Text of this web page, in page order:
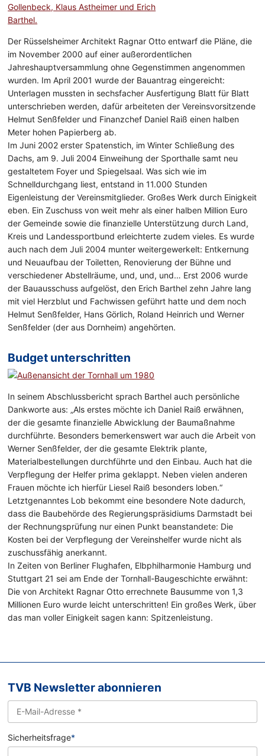
Der Rüsselsheimer Architekt Ragnar Otto entwarf die Pläne, die
im November 2000 auf einer außerordentlichen
Jahreshauptversammlung ohne Gegenstimmen angenommen
wurden. Im April 2001 wurde der Bauantrag eingereicht:
Unterlagen mussten in sechsfacher Ausfertigung Blatt für Blatt
unterschrieben werden, dafür arbeiteten der Vereinsvorsitzende
Helmut Senßfelder und Finanzchef Daniel Raiß einen halben
Meter hohen Papierberg ab.
Im Juni 2002 erster Spatenstich, im Winter Schließung des
Dachs, am 9. Juli 2004 Einweihung der Sporthalle samt neu
gestaltetem Foyer und Spiegelsaal. Was sich wie im
Schnelldurchgang liest, entstand in 11.000 Stunden
Eigenleistung der Vereinsmitglieder. Großes Werk durch Einigkeit
eben. Ein Zuschuss von weit mehr als einer halben Million Euro
der Gemeinde sowie die finanzielle Unterstützung durch Land,
Kreis und Landessportbund erleichterte zudem vieles. Es wurde
auch nach dem Juli 2004 munter weitergewerkelt: Entkernung
und Neuaufbau der Toiletten, Renovierung der Bühne und
verschiedener Abstellräume, und, und, und… Erst 2006 wurde
der Bauausschuss aufgelöst, den Erich Barthel zehn Jahre lang
mit viel Herzblut und Fachwissen geführt hatte und dem noch
Helmut Senßfelder, Hans Görlich, Roland Heinrich und Werner
Senßfelder (der aus Dornheim) angehörten.
Budget unterschritten
In seinem Abschlussbericht sprach Barthel auch persönliche
Dankworte aus: „Als erstes möchte ich Daniel Raiß erwähnen,
der die gesamte finanzielle Abwicklung der Baumaßnahme
durchführte. Besonders bemerkenswert war auch die Arbeit von
Werner Senßfelder, der die gesamte Elektrik plante,
Materialbestellungen durchführte und den Einbau. Auch hat die
Verpflegung der Helfer prima geklappt. Neben vielen anderen
Frauen möchte ich hierfür Liesel Raiß besonders loben.“
Letztgenanntes Lob bekommt eine besondere Note dadurch,
dass die Baubehörde des Regierungspräsidiums Darmstadt bei
der Rechnungsprüfung nur einen Punkt beanstandete: Die
Kosten bei der Verpflegung der Vereinshelfer wurde nicht als
zuschussfähig anerkannt.
In Zeiten von Berliner Flughafen, Elbphilharmonie Hamburg und
Stuttgart 21 sei am Ende der Tornhall-Baugeschichte erwähnt:
Die von Architekt Ragnar Otto errechnete Bausumme von 1,3
Millionen Euro wurde leicht unterschritten! Ein großes Werk, über
das man voller Einigkeit sagen kann: Spitzenleistung.
TVB Newsletter abonnieren
Sicherheitsfrage*